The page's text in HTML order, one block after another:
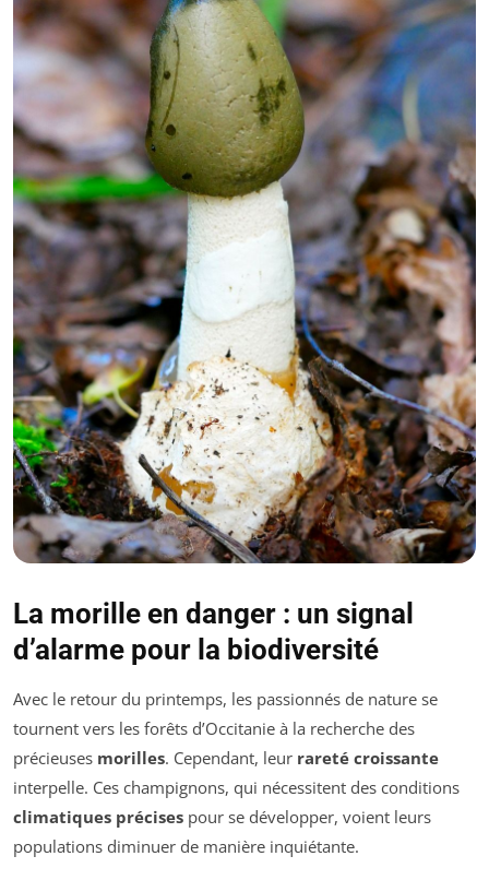
La morille en danger : un signal
d’alarme pour la biodiversité
Avec le retour du printemps, les passionnés de nature se
tournent vers les forêts d’Occitanie à la recherche des
précieuses morilles. Cependant, leur rareté croissante
interpelle. Ces champignons, qui nécessitent des conditions
climatiques précises pour se développer, voient leurs
populations diminuer de manière inquiétante.